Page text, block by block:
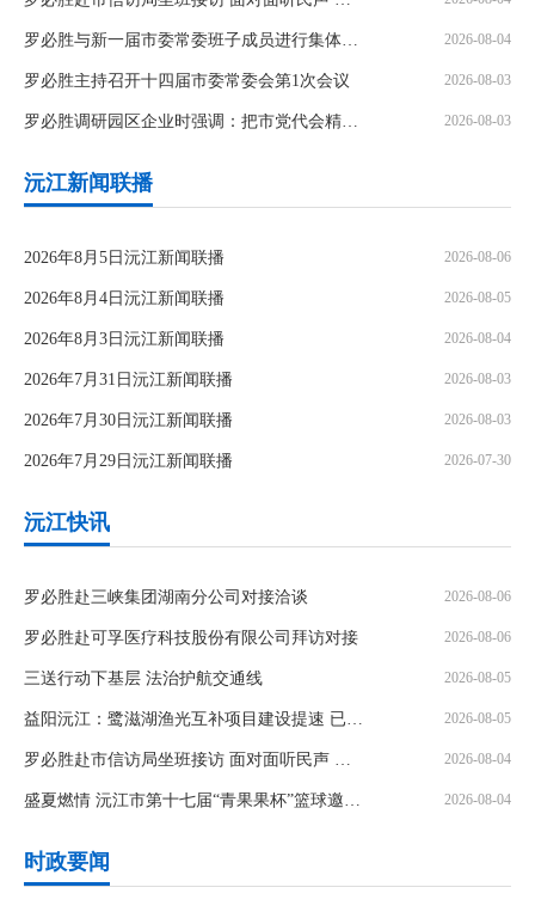
罗必胜与新一届市委常委班子成员进行集体谈心谈话 2026-08-04
罗必胜主持召开十四届市委常委会第1次会议 2026-08-03
罗必胜调研园区企业时强调：把市党代会精神转化为推动沅江高质量发展的强大动力 2026-08-03
沅江新闻联播
2026年8月5日沅江新闻联播 2026-08-06
2026年8月4日沅江新闻联播 2026-08-05
2026年8月3日沅江新闻联播 2026-08-04
2026年7月31日沅江新闻联播 2026-08-03
2026年7月30日沅江新闻联播 2026-08-03
2026年7月29日沅江新闻联播 2026-07-30
沅江快讯
罗必胜赴三峡集团湖南分公司对接洽谈 2026-08-06
罗必胜赴可孚医疗科技股份有限公司拜访对接 2026-08-06
三送行动下基层 法治护航交通线 2026-08-05
益阳沅江：鹭滋湖渔光互补项目建设提速 已完成桩基柔性支架工程六成 2026-08-05
罗必胜赴市信访局坐班接访 面对面听民声 实打实解民忧 2026-08-04
盛夏燃情 沅江市第十七届“青果果杯”篮球邀请赛正式启幕 2026-08-04
时政要闻